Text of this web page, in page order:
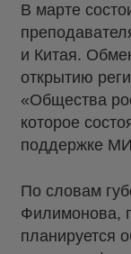
В марте
и Китая.
открытию
«Общества
которое
поддержке
По словам
Филимонова,
планируется